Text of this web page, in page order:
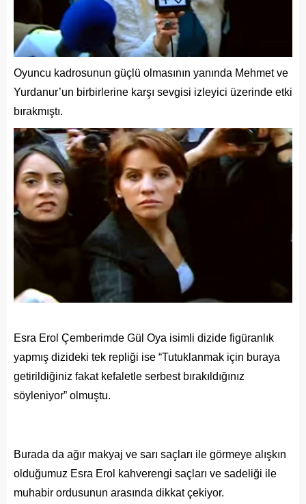
Oyuncu kadrosunun güçlü olmasının yanında Mehmet ve
Yurdanur’un birbirlerine karşı sevgisi izleyici üzerinde etki
bırakmıştı.
Esra Erol Çemberimde Gül Oya isimli dizide figüranlık
yapmış dizideki tek repliği ise “Tutuklanmak için buraya
getirildiğiniz fakat kefaletle serbest bırakıldığınız
söyleniyor” olmuştu.
Burada da ağır makyaj ve sarı saçları ile görmeye alışkın
olduğumuz Esra Erol kahverengi saçları ve sadeliği ile
muhabir ordusunun arasında dikkat çekiyor.